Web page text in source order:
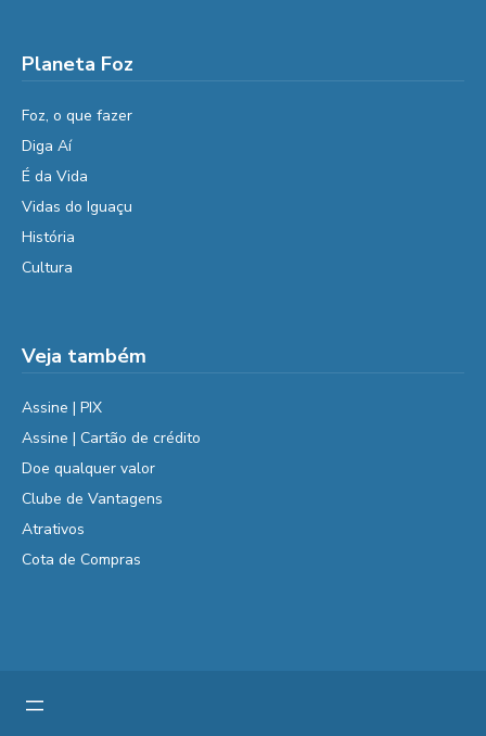
Planeta Foz
Foz, o que fazer
Diga Aí
É da Vida
Vidas do Iguaçu
História
Cultura
Veja também
Assine | PIX
Assine | Cartão de crédito
Doe qualquer valor
Clube de Vantagens
Atrativos
Cota de Compras